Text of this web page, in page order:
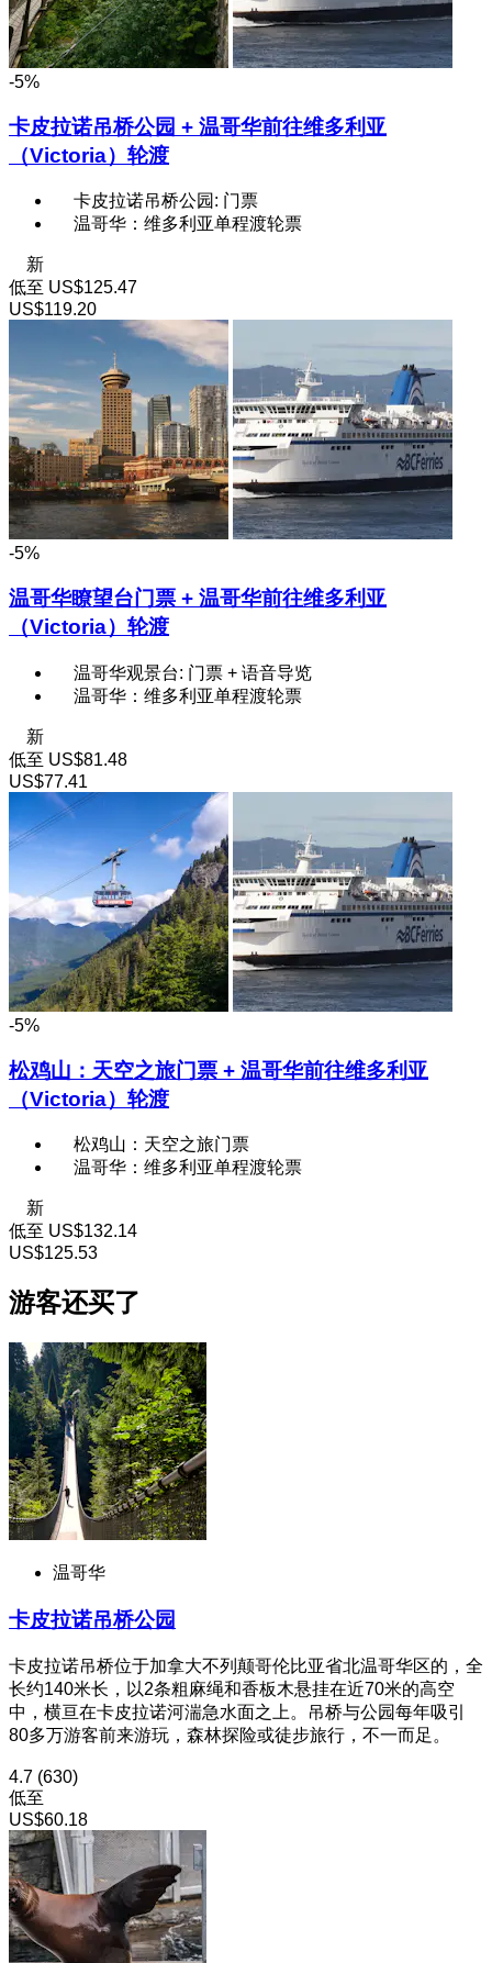
-5%
卡皮拉诺吊桥公园 + 温哥华前往维多利亚
（Victoria）轮渡
卡皮拉诺吊桥公园: 门票
温哥华：维多利亚单程渡轮票
新
低至 US$125.47
US$119.20
-5%
温哥华瞭望台门票 + 温哥华前往维多利亚
（Victoria）轮渡
温哥华观景台: 门票 + 语音导览
温哥华：维多利亚单程渡轮票
新
低至 US$81.48
US$77.41
-5%
松鸡山：天空之旅门票 + 温哥华前往维多利亚
（Victoria）轮渡
松鸡山：天空之旅门票
温哥华：维多利亚单程渡轮票
新
低至 US$132.14
US$125.53
游客还买了
温哥华
卡皮拉诺吊桥公园
卡皮拉诺吊桥位于加拿大不列颠哥伦比亚省北温哥华区的，全
长约140米长，以2条粗麻绳和香板木悬挂在近70米的高空
中，横亘在卡皮拉诺河湍急水面之上。吊桥与公园每年吸引
80多万游客前来游玩，森林探险或徒步旅行，不一而足。
4.7 (630)
低至
US$60.18